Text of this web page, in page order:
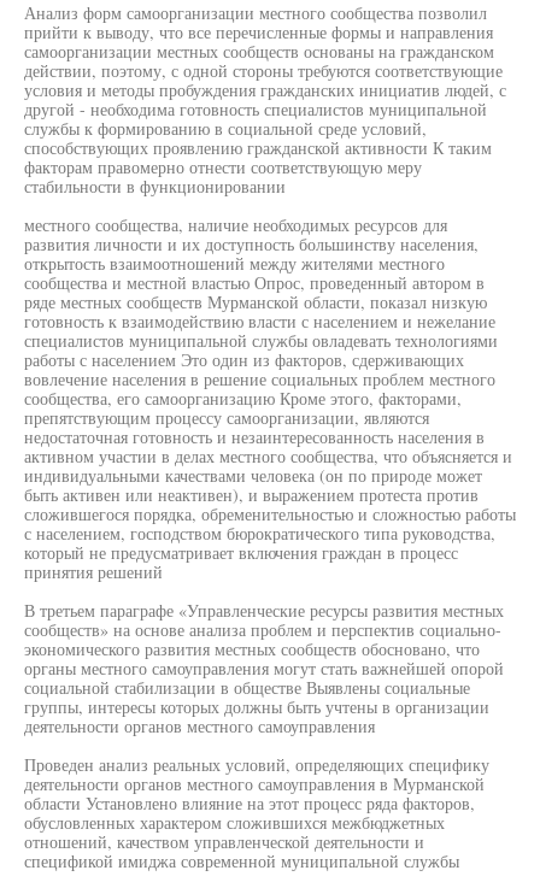
Анализ форм самоорганизации местного сообщества позволил
прийти к выводу, что все перечисленные формы и направления
самоорганизации местных сообществ основаны на гражданском
действии, поэтому, с одной стороны требуются соответствующие
условия и методы пробуждения гражданских инициатив людей, с
другой - необходима готовность специалистов муниципальной
службы к формированию в социальной среде условий,
способствующих проявлению гражданской активности К таким
факторам правомерно отнести соответствующую меру
стабильности в функционировании
местного сообщества, наличие необходимых ресурсов для
развития личности и их доступность большинству населения,
открытость взаимоотношений между жителями местного
сообщества и местной властью Опрос, проведенный автором в
ряде местных сообществ Мурманской области, показал низкую
готовность к взаимодействию власти с населением и нежелание
специалистов муниципальной службы овладевать технологиями
работы с населением Это один из факторов, сдерживающих
вовлечение населения в решение социальных проблем местного
сообщества, его самоорганизацию Кроме этого, факторами,
препятствующим процессу самоорганизации, являются
недостаточная готовность и незаинтересованность населения в
активном участии в делах местного сообщества, что объясняется и
индивидуальными качествами человека (он по природе может
быть активен или неактивен), и выражением протеста против
сложившегося порядка, обременительностью и сложностью работы
с населением, господством бюрократического типа руководства,
который не предусматривает включения граждан в процесс
принятия решений
В третьем параграфе «Управленческие ресурсы развития местных
сообществ» на основе анализа проблем и перспектив социально-
экономического развития местных сообществ обосновано, что
органы местного самоуправления могут стать важнейшей опорой
социальной стабилизации в обществе Выявлены социальные
группы, интересы которых должны быть учтены в организации
деятельности органов местного самоуправления
Проведен анализ реальных условий, определяющих специфику
деятельности органов местного самоуправления в Мурманской
области Установлено влияние на этот процесс ряда факторов,
обусловленных характером сложившихся межбюджетных
отношений, качеством управленческой деятельности и
спецификой имиджа современной муниципальной службы